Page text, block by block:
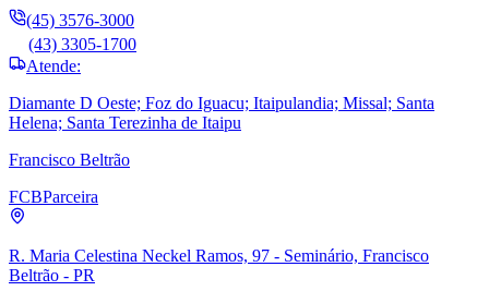
(45) 3576-3000
(43) 3305-1700
Atende:
Diamante D Oeste; Foz do Iguacu; Itaipulandia; Missal; Santa
Helena; Santa Terezinha de Itaipu
Francisco Beltrão
FCBParceira
R. Maria Celestina Neckel Ramos, 97 - Seminário, Francisco
Beltrão - PR